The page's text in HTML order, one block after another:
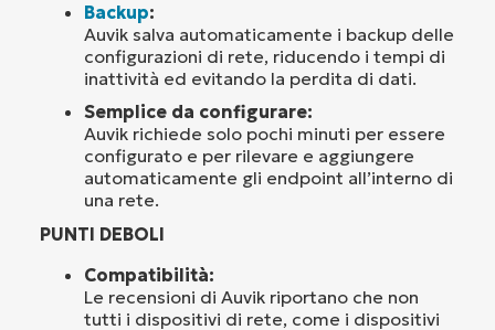
Backup:
Auvik salva automaticamente i backup delle
configurazioni di rete, riducendo i tempi di
inattività ed evitando la perdita di dati.
Semplice da configurare:
Auvik richiede solo pochi minuti per essere
configurato e per rilevare e aggiungere
automaticamente gli endpoint all’interno di
una rete.
PUNTI DEBOLI
Compatibilità:
Le recensioni di Auvik riportano che non
tutti i dispositivi di rete, come i dispositivi